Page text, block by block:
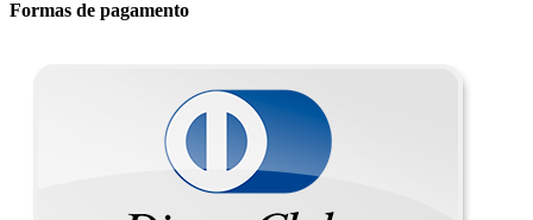
Formas de pagamento